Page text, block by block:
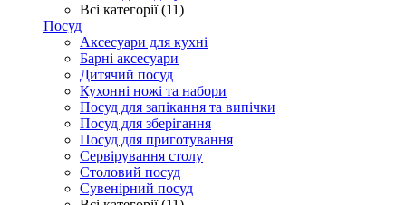
Всі категорії (11)
Посуд
Аксесуари для кухні
Барні аксесуари
Дитячий посуд
Кухонні ножі та набори
Посуд для запікання та випічки
Посуд для зберігання
Посуд для приготування
Сервірування столу
Столовий посуд
Сувенірний посуд